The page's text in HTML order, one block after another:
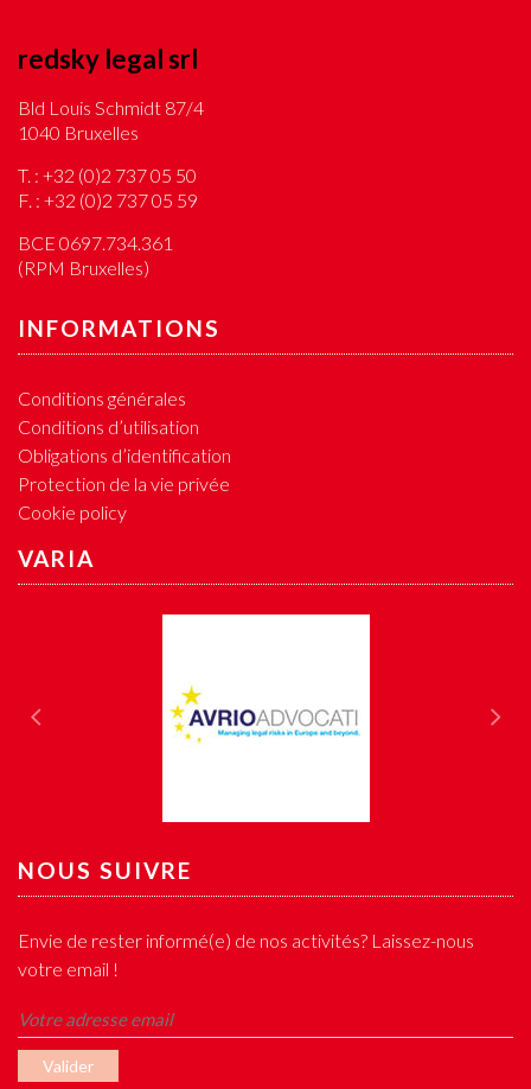
redsky legal srl
Bld Louis Schmidt 87/4
1040 Bruxelles
T. : +32 (0)2 737 05 50
F. : +32 (0)2 737 05 59
BCE 0697.734.361
(RPM Bruxelles)
INFORMATIONS
Conditions générales
Conditions d’utilisation
Obligations d’identification
Protection de la vie privée
Cookie policy
VARIA
Previous
NOUS SUIVRE
Envie de rester informé(e) de nos activités? Laissez-nous
votre email !
Valider